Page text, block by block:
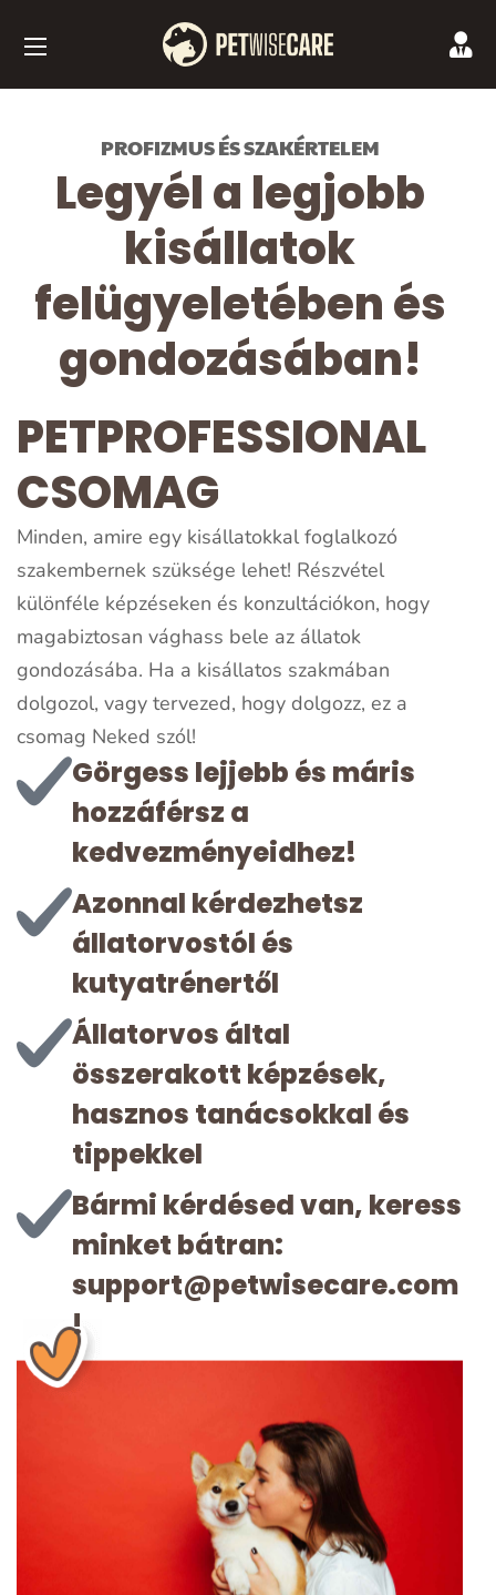
PROFIZMUS ÉS SZAKÉRTELEM
Legyél a legjobb
kisállatok
felügyeletében és
gondozásában!
PETPROFESSIONAL
CSOMAG
Minden, amire egy kisállatokkal foglalkozó
szakembernek szüksége lehet! Részvétel
különféle képzéseken és konzultációkon, hogy
magabiztosan vághass bele az állatok
gondozásába. Ha a kisállatos szakmában
dolgozol, vagy tervezed, hogy dolgozz, ez a
csomag Neked szól!
Görgess lejjebb és máris
hozzáférsz a
kedvezményeidhez!
Azonnal kérdezhetsz
állatorvostól és
kutyatrénertől
Állatorvos által
összerakott képzések,
hasznos tanácsokkal és
tippekkel
Bármi kérdésed van, keress
minket bátran:
support@petwisecare.com
!